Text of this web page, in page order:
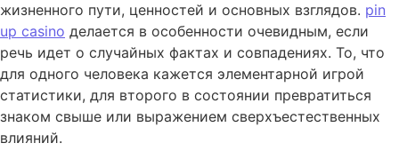
жизненного пути, ценностей и основных взглядов. pin
up casino делается в особенности очевидным, если
речь идет о случайных фактах и совпадениях. То, что
для одного человека кажется элементарной игрой
статистики, для второго в состоянии превратиться
знаком свыше или выражением сверхъестественных
влияний.